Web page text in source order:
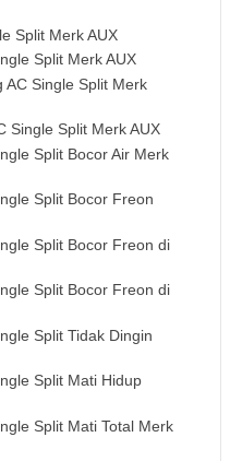
Split Merk AUX
Split Merk AUX
AC Single Split Merk
Single Split Merk AUX
Split Bocor Air Merk
Split Bocor Freon
Split Bocor Freon di
Split Bocor Freon di
Split Tidak Dingin
Split Mati Hidup
Split Mati Total Merk